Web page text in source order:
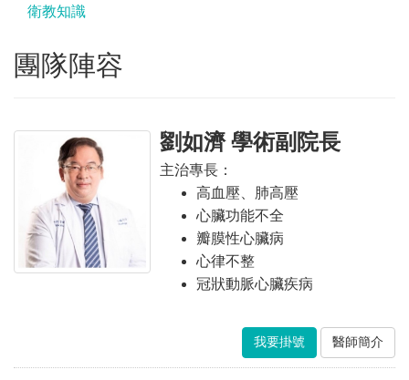
衛教知識
團隊陣容
劉如濟 學術副院長
主治專長：
高血壓、肺高壓
心臟功能不全
瓣膜性心臟病
心律不整
冠狀動脈心臟疾病
我要掛號 醫師簡介